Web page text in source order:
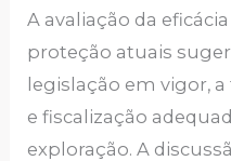
A avaliação da
proteção atuais
legislação em vigor,
e fiscalização
exploração. A